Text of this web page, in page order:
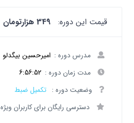
قیمت این دوره: 349 هزارتومان
مدرس دوره : امیرحسین بیگدلو
مدت زمان دوره : 6:56:52
وضعیت دوره : تکمیل ضبط
دسترسی رایگان برای کاربران ویژه